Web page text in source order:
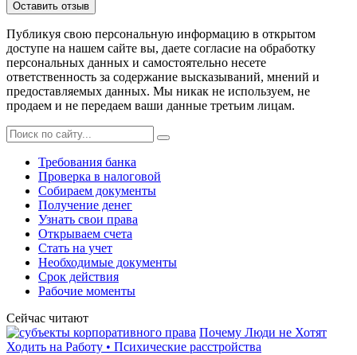
Публикуя свою персональную информацию в открытом
доступе на нашем сайте вы, даете согласие на обработку
персональных данных и самостоятельно несете
ответственность за содержание высказываний, мнений и
предоставляемых данных. Мы никак не используем, не
продаем и не передаем ваши данные третьим лицам.
Требования банка
Проверка в налоговой
Собираем документы
Получение денег
Узнать свои права
Открываем счета
Стать на учет
Необходимые документы
Срок действия
Рабочие моменты
Сейчас читают
Почему Люди не Хотят
Ходить на Работу • Психические расстройства